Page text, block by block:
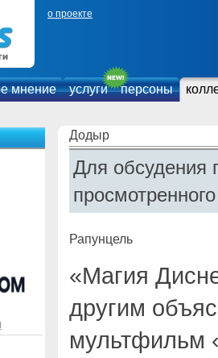
о проекте
мнение услуги персоны
Додыр
Для обсудения
просмотренного
Рапунцель
«Магия
другим
мультфильм